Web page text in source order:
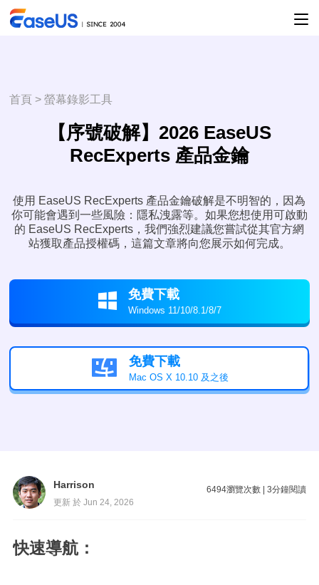
首頁 >螢幕錄影工具
【序號破解】2026 EaseUS
RecExperts 產品金鑰
使用 EaseUS RecExperts 產品金鑰破解是不明智的，因為
你可能會遇到一些風險：隱私洩露等。如果您想使用可啟動
的 EaseUS RecExperts，我們強烈建議您嘗試從其官方網
站獲取產品授權碼，這篇文章將向您展示如何完成。
 免費下載
Windows 11/10/8.1/8/7
 免費下載
Mac OS X 10.10 及之後
Harrison
更新 於 Jun 24, 2026
6494瀏覽次數 |3分鐘閱讀
快速導航：